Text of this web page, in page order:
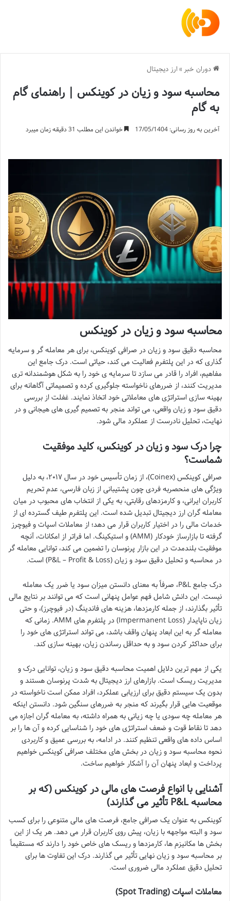
دوران خبر » ارز دیجیتال
محاسبه سود و زیان در کوینکس | راهنمای گام
به گام
آخرین به روز رسانی: 17/05/1404 خواندن این مطلب 31 دقیقه زمان میبرد
محاسبه سود و زیان در کوینکس
محاسبه دقیق سود و زیان در صرافی کوینکس، برای هر معامله گر و سرمایه
گذاری که در این پلتفرم فعالیت می کند، حیاتی است. درک جامع این
مفاهیم، افراد را قادر می سازد تا سرمایه ی خود را به شکل هوشمندانه تری
مدیریت کنند، از ضررهای ناخواسته جلوگیری کرده و تصمیماتی آگاهانه برای
بهینه سازی استراتژی های معاملاتی خود اتخاذ نمایند. غفلت از بررسی
دقیق سود و زیان واقعی، می تواند منجر به تصمیم گیری های هیجانی و در
نهایت، تحلیل نادرست از عملکرد مالی شود.
چرا درک سود و زیان در کوینکس، کلید موفقیت
شماست؟
صرافی کوینکس (Coinex)، از زمان تأسیس خود در سال ۲۰۱۷، به دلیل
ویژگی های منحصربه فردی چون پشتیبانی از زبان فارسی، عدم تحریم
کاربران ایرانی، و کارمزدهای رقابتی، به یکی از انتخاب های محبوب در میان
معامله گران ارز دیجیتال تبدیل شده است. این پلتفرم طیف گسترده ای از
خدمات مالی را در اختیار کاربران قرار می دهد؛ از معاملات اسپات و فیوچرز
گرفته تا بازارساز خودکار (AMM) و استیکینگ. اما فراتر از امکانات، آنچه
موفقیت بلندمدت در این بازار پرنوسان را تضمین می کند، توانایی معامله گر
در محاسبه و تحلیل دقیق سود و زیان (P&L – Profit & Loss) است.
درک جامع P&L، صرفاً به معنای دانستن میزان سود یا ضرر یک معامله
نیست. این دانش شامل فهم عوامل پنهانی است که می توانند بر نتایج مالی
تأثیر بگذارند، از جمله کارمزدها، هزینه های فاندینگ (در فیوچرز)، و حتی
زیان ناپایدار (Impermanent Loss) در پلتفرم های AMM. زمانی که
معامله گر به این ابعاد پنهان واقف باشد، می تواند استراتژی های خود را
برای حداکثر کردن سود و به حداقل رساندن زیان، بهینه سازی کند.
یکی از مهم ترین دلایل اهمیت محاسبه دقیق سود و زیان، توانایی درک و
مدیریت ریسک است. بازارهای ارز دیجیتال به شدت پرنوسان هستند و
بدون یک سیستم دقیق برای ارزیابی عملکرد، افراد ممکن است ناخواسته در
موقعیت هایی قرار بگیرند که منجر به ضررهای سنگین شود. دانستن اینکه
هر معامله چه سودی یا چه زیانی به همراه داشته، به معامله گران اجازه می
دهد تا نقاط قوت و ضعف استراتژی های خود را شناسایی کرده و آن ها را بر
اساس داده های واقعی تنظیم کنند. در ادامه، به بررسی عمیق و کاربردی
نحوه محاسبه سود و زیان در بخش های مختلف صرافی کوینکس خواهیم
پرداخت و ابعاد پنهان آن را آشکار خواهیم ساخت.
آشنایی با انواع فرصت های مالی در کوینکس (که بر
محاسبه P&L تأثیر می گذارند)
کوینکس به عنوان یک صرافی جامع، فرصت های مالی متنوعی را برای کسب
سود و البته مواجهه با زیان، پیش روی کاربران قرار می دهد. هر یک از این
بخش ها مکانیزم ها، کارمزدها و ریسک های خاص خود را دارند که مستقیماً
بر محاسبه سود و زیان نهایی تأثیر می گذارند. درک این تفاوت ها برای
تحلیل دقیق عملکرد مالی ضروری است.
معاملات اسپات (Spot Trading)